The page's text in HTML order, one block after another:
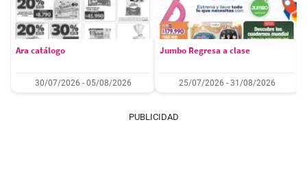
Ara catálogo
30/07/2026 - 05/08/2026
Jumbo Regresa a clase
25/07/2026 - 31/08/2026
PUBLICIDAD